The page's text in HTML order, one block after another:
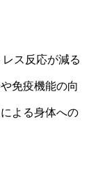
ス反応が減る
免疫機能の向
よる身体への